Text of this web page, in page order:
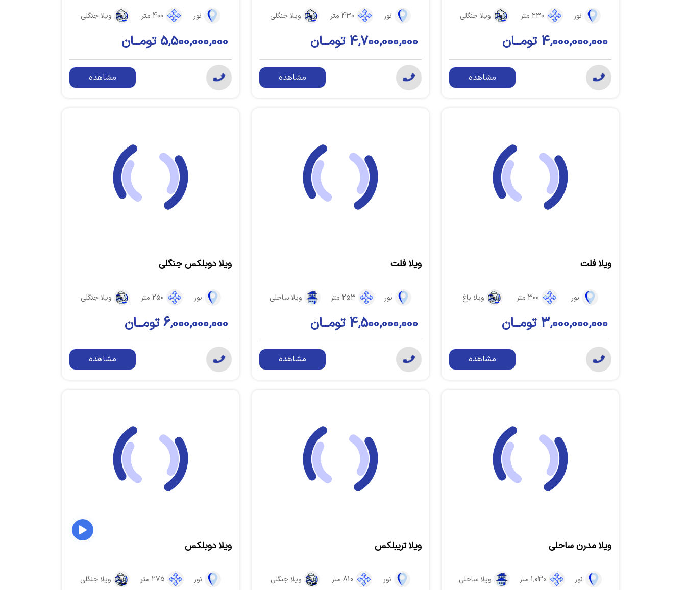
نور 230 متر ویلا جنگلی
4,000,000,000 تومــان
مشاهده
نور 430 متر ویلا جنگلی
4,700,000,000 تومــان
مشاهده
نور 400 متر ویلا جنگلی
5,500,000,000 تومــان
مشاهده
ویلا فلت
نور 300 متر ویلا باغ
3,000,000,000 تومــان
مشاهده
ویلا فلت
نور 253 متر ویلا ساحلی
4,500,000,000 تومــان
مشاهده
ویلا دوبلکس جنگلی
نور 250 متر ویلا جنگلی
6,000,000,000 تومــان
مشاهده
ویلا مدرن ساحلی
نور 1,030 متر ویلا ساحلی
ویلا تریبلکس
نور 810 متر ویلا جنگلی
ویلا دوبلکس
نور 275 متر ویلا جنگلی